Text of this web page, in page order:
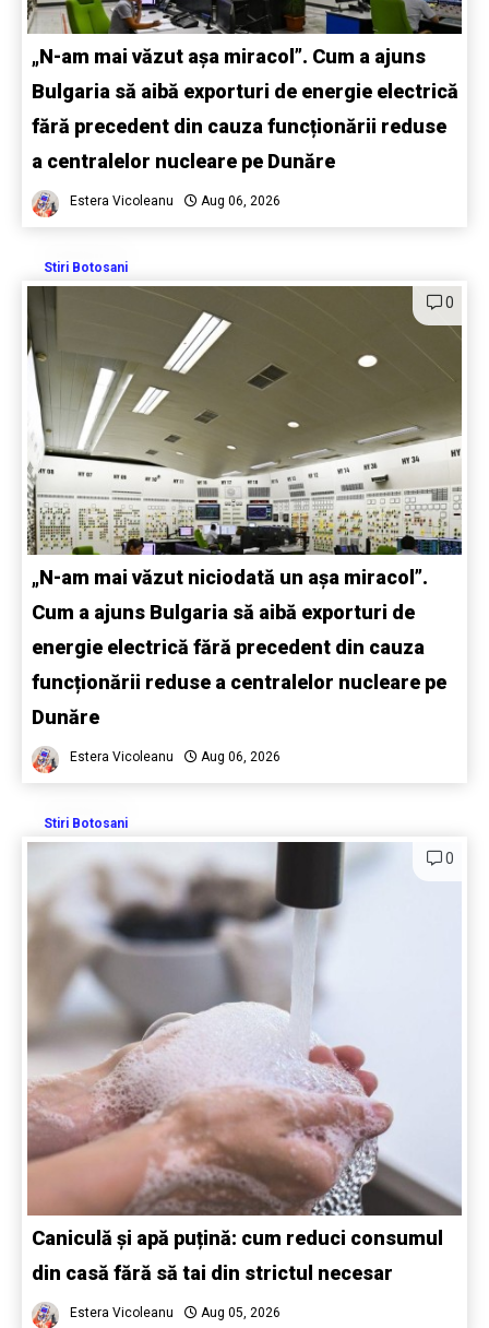
„N-am mai văzut așa miracol”. Cum a ajuns
Bulgaria să aibă exporturi de energie electrică
fără precedent din cauza funcționării reduse
a centralelor nucleare pe Dunăre
Estera Vicoleanu Aug 06, 2026
Stiri Botosani
0
„N-am mai văzut niciodată un așa miracol”.
Cum a ajuns Bulgaria să aibă exporturi de
energie electrică fără precedent din cauza
funcționării reduse a centralelor nucleare pe
Dunăre
Estera Vicoleanu Aug 06, 2026
Stiri Botosani
0
Caniculă și apă puțină: cum reduci consumul
din casă fără să tai din strictul necesar
Estera Vicoleanu Aug 05, 2026